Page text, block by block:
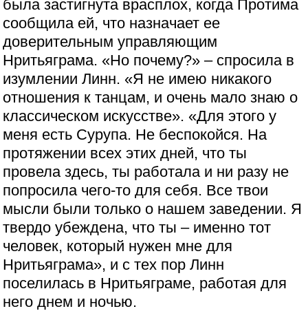
была застигнута врасплох, когда Протима
сообщила ей, что назначает ее
доверительным управляющим
Нритьяграма. «Но почему?» – спросила в
изумлении Линн. «Я не имею никакого
отношения к танцам, и очень мало знаю о
классическом искусстве». «Для этого у
меня есть Сурупа. Не беспокойся. На
протяжении всех этих дней, что ты
провела здесь, ты работала и ни разу не
попросила чего-то для себя. Все твои
мысли были только о нашем заведении. Я
твердо убеждена, что ты – именно тот
человек, который нужен мне для
Нритьяграма», и с тех пор Линн
поселилась в Нритьяграме, работая для
него днем и ночью.